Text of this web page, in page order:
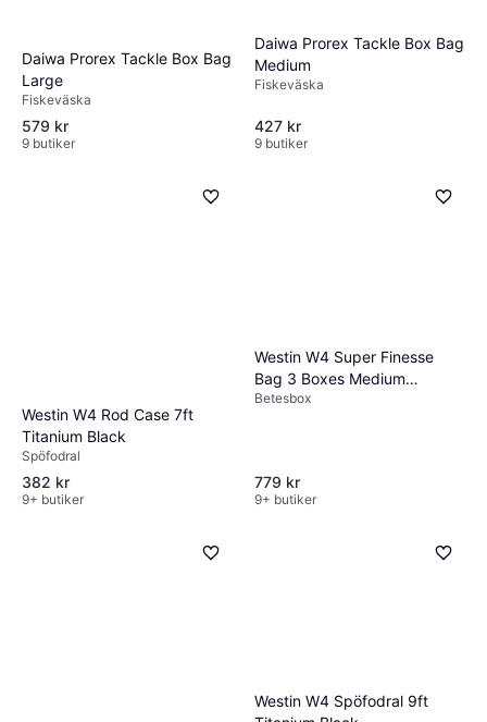
Daiwa Prorex Tackle Box Bag
Large
Fiskeväska
579 kr
9 butiker
Daiwa Prorex Tackle Box Bag
Medium
Fiskeväska
427 kr
9 butiker
Westin W4 Rod Case 7ft
Titanium Black
Spöfodral
382 kr
9+ butiker
Westin W4 Super Finesse
Bag 3 Boxes Medium
Titanium Black
Betesbox
779 kr
9+ butiker
Westin W4 Spöfodral 9ft